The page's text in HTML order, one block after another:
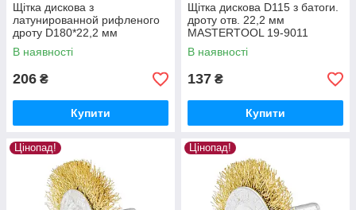
Щітка дискова з
латунированной рифленого
дроту D180*22,2 мм
MASTERTOOL 19-9118
В наявності
206 ₴
Купити
Щітка дискова D115 з батоги.
дроту отв. 22,2 мм
MASTERTOOL 19-9011
В наявності
137 ₴
Купити
Цінопад! Цінопад!